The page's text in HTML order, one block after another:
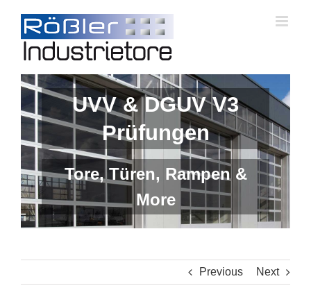
content
UVV & DGUV V3
Prüfungen
Tore, Türen, Rampen &
More
Previous Next